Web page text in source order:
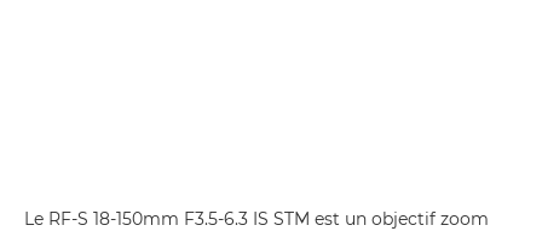
Le RF-S 18-150mm F3.5-6.3 IS STM est un objectif zoom